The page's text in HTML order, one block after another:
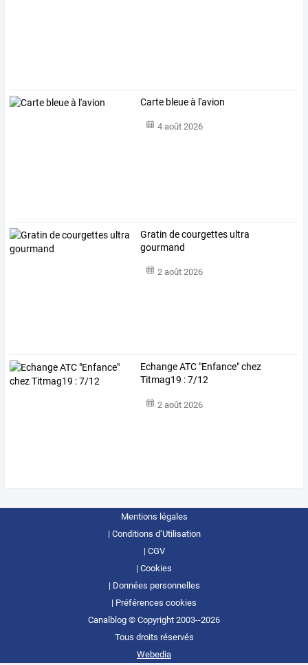
Carte bleue à l'avion
4 août 2026
Gratin de courgettes ultra
gourmand
2 août 2026
Echange ATC "Enfance" chez
Titmag19 : 7/12
2 août 2026
Mentions légales
Conditions d’Utilisation
CGV
Cookies
Données personnelles
Préférences cookies
Canalblog © Copyright 2003--2026
Tous droits réservés
Webedia